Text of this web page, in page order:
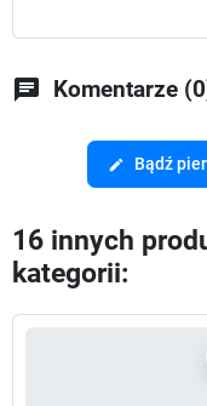
chat Komentarze
edit Bądź
16 innych
kategorii: